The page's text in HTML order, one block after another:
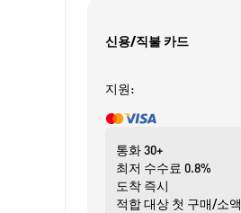
신용/직불 카드
지원:
통화30+
최저 수수료 0.8%
도착 즉시
적합 대상 첫 구매/소액